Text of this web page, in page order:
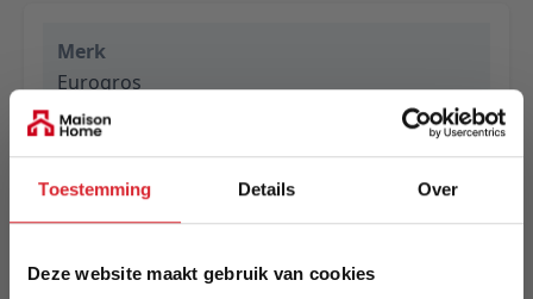
Toestemming Details Over
Deze website maakt gebruik van cookies
Merk
Eurogros
EAN
Prijs
€ 1.289,00